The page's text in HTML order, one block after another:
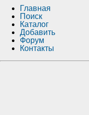
Главная
Поиск
Каталог
Добавить
Форум
Контакты